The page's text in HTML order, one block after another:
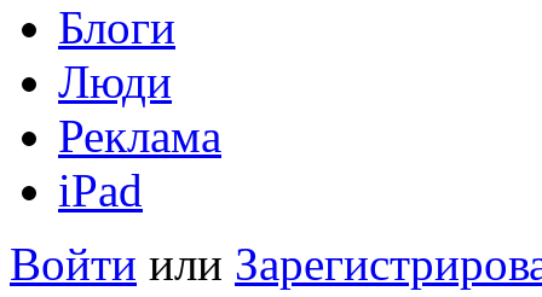
Блоги
Люди
Реклама
iPad
Войти или